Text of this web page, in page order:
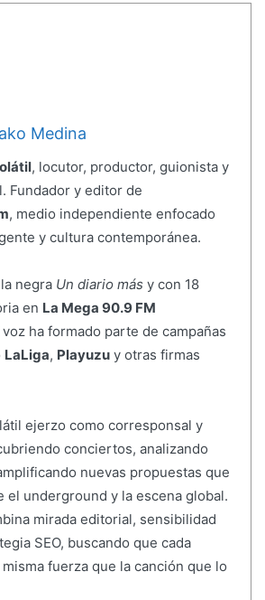
Medina
, locutor, productor, guionista y
Fundador y editor de
, medio independiente enfocado
y cultura contemporánea.
negra Un diario más y con 18
en La Mega 90.9 FM
voz ha formado parte de campañas
LaLiga, Playuzuy otras firmas
ejerzo como corresponsal y
conciertos, analizando
nuevas propuestas que
el underground y la escena global.
mirada editorial, sensibilidad
SEO, buscando que cada
fuerza que la canción que lo